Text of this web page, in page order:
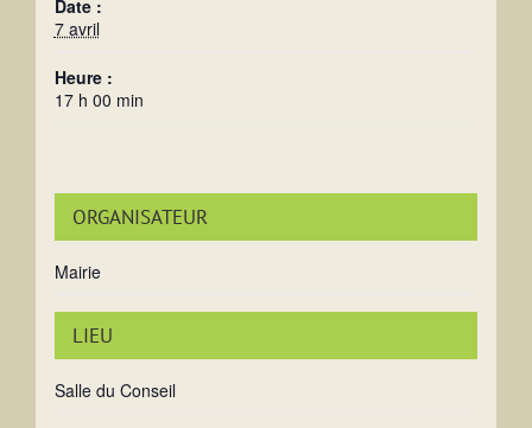
Date :
7 avril
Heure :
17 h 00 min
LIEU
Salle du Conseil
ORGANISATEUR
Mairie